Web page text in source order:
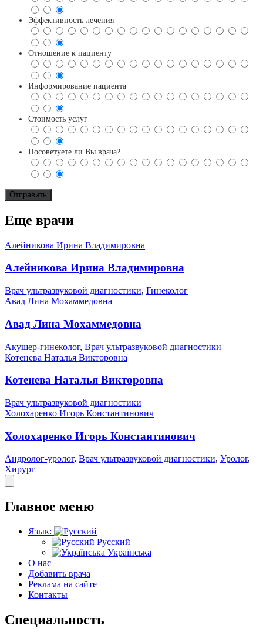
Эффективность лечения
Отношение к пациенту
Информирование пациента
Стоимость услуг
Посоветуете ли Вы врача?
Еще врачи
Алейникова Ирина Владимировна
Алейникова Ирина Владимировна
Врач ультразвуковой диагностики, Гинеколог
Авад Лина Мохаммедовна
Авад Лина Мохаммедовна
Акушер-гинеколог, Врач ультразвуковой диагностики
Котенева Наталья Викторовна
Котенева Наталья Викторовна
Врач ультразвуковой диагностики
Холохаренко Игорь Константинович
Холохаренко Игорь Константинович
Андролог-уролог, Врач ультразвуковой диагностики, Уролог,
Хирург
Главное меню
Язык:
Русский
Українська
О нас
Добавить врача
Реклама на сайте
Контакты
Специальность